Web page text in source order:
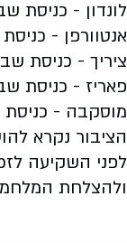
לונדון - כניסת שבת: 19:06 | צאת
אנטוורפן - כניסת שבת: 19:45 |
ציריך - כניסת שבת: 19:25 | צאת שבת:
פאריז - כניסת שבת: 19:51 | צאת
מוסקבה - כניסת שבת: 18:36 |
הציבור נקרא
לפני השקיעה
ולהצלחת